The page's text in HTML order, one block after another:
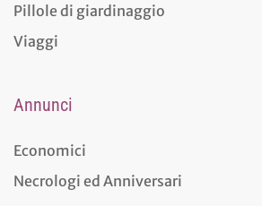
Pillole di giardinaggio
Viaggi
Annunci
Economici
Necrologi ed Anniversari